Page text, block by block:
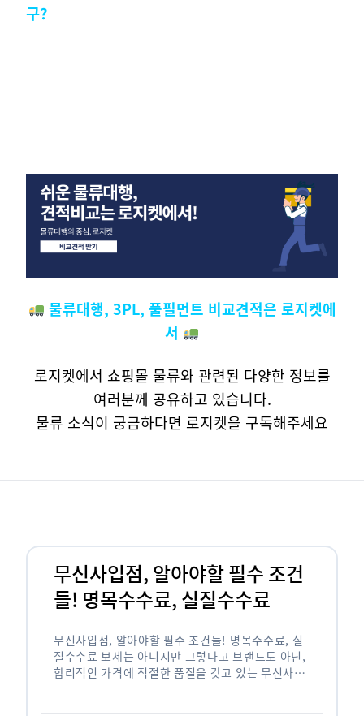
구?
물류대행, 3PL, 풀필먼트 비교견적은 로지켓에
서
로지켓에서 쇼핑몰 물류와 관련된 다양한 정보를
여러분께 공유하고 있습니다.
물류 소식이 궁금하다면 로지켓을 구독해주세요
무신사입점, 알아야할 필수 조건
들! 명목수수료, 실질수수료
무신사입점, 알아야할 필수 조건들! 명목수수료, 실
질수수료 보세는 아니지만 그렇다고 브랜드도 아닌,
합리적인 가격에 적절한 품질을 갖고 있는 무신사!